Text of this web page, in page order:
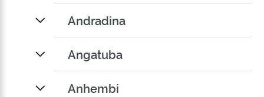
Andradina
Angatuba
Anhembi